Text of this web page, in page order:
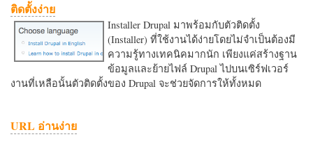
ติดตั้งง่าย
Installer Drupal มาพร้อมกับตัวติดตั้ง
(Installer) ที่ใช้งานได้ง่ายโดยไม่จำเป็นต้องมี
ความรู้ทางเทคนิคมากนัก เพียงแค่สร้างฐาน
ข้อมูลและย้ายไฟล์ Drupal ไปบนเซิร์ฟเวอร์
งานที่เหลือนั้นตัวติดตั้งของ Drupal จะช่วยจัดการให้ทั้งหมด
URL อ่านง่าย